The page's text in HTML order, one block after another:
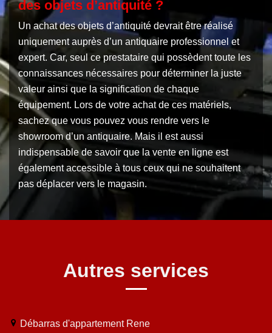
des objets d’antiquité ?
Un achat des objets d’antiquité devrait être réalisé
uniquement auprès d’un antiquaire professionnel et
expert. Car, seul ce prestataire qui possèdent toute les
connaissances nécessaires pour déterminer la juste
valeur ainsi que la signification de chaque
équipement. Lors de votre achat de ces matériels,
sachez que vous pouvez vous rendre vers le
showroom d’un antiquaire. Mais il est aussi
indispensable de savoir que la vente en ligne est
également accessible à tous ceux qui ne souhaitent
pas déplacer vers le magasin.
Autres services
Débarras d'appartement Rene